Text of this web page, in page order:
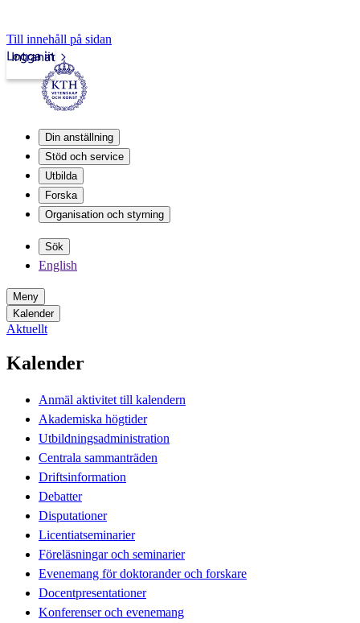
Till innehåll på sidan
Intranät
Logga in
Din anställning
Stöd och service
Utbilda
Forska
Organisation och styrning
Sök
English
Meny
Kalender
Aktuellt
Kalender
Anmäl aktivitet till kalendern
Akademiska högtider
Utbildningsadministration
Centrala sammanträden
Driftsinformation
Debatter
Disputationer
Licentiatseminarier
Föreläsningar och seminarier
Evenemang för doktorander och forskare
Docentpresentationer
Konferenser och evenemang